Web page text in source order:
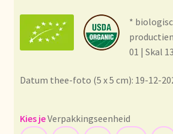
Contact
Contacto
Current price list
*
01 | Skal
Datum thee-foto (5 x 5 cm): 19-12-
Verpakkingseenheid